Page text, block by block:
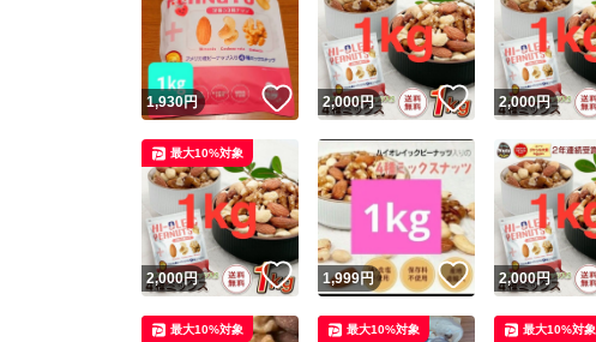
1,930円 いいね！
2,000円 いいね！
2,000円
2,000円 いいね！
最大10%対象
1,999円 いいね！
2,000円
最大10%対象 最大10%対象 最大10%対象